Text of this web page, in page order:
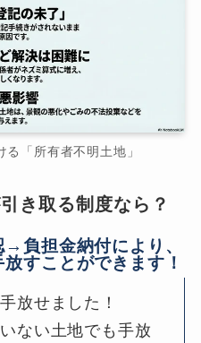
「所有者不明土地」
き取る制度なら？
負担金納付により、
すことができます！
放せました！
ない土地でも手放